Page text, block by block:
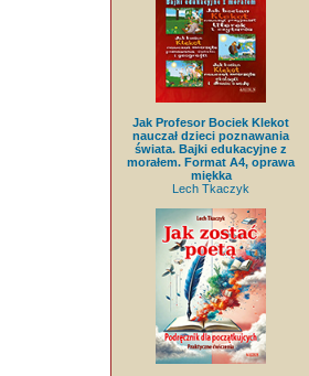
Jak Profesor Bociek Klekot
nauczał dzieci poznawania
świata. Bajki edukacyjne z
morałem. Format A4, oprawa
miękka
Lech Tkaczyk